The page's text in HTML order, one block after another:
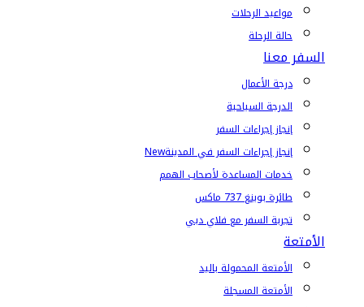
مواعيد الرحلات
حالة الرحلة
السفر معنا
درجة الأعمال
الدرجة السياحية
إنجاز إجراءات السفر
إنجاز إجراءات السفر في المدينةNew
خدمات المساعدة لأصحاب الهمم
طائرة بوينغ 737 ماكس
تجربة السفر مع فلاي دبي
الأمتعة
الأمتعة المحمولة باليد
الأمتعة المسجلة